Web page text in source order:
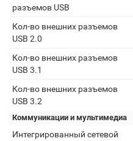
разъемов USB
Кол-во внешних разъемов
USB 2.0
Кол-во внешних разъемов
USB 3.1
Кол-во внешних разъемов
USB 3.2
Коммуникации и мультимедиа
Интегрированный сетевой